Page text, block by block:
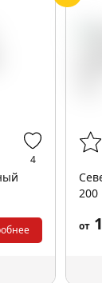
4
200
от